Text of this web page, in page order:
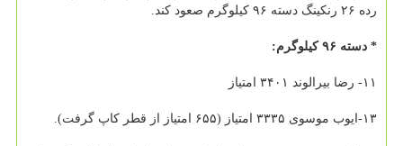
رده ۲۶ رنكینگ دسته ۹۶ كیلوگرم صعود كند.
* دسته ۹۶ كیلوگرم:
۱۱- رضا بیرالوند ۳۴۰۱ امتیاز
۱۳-ایوب موسوی ۳۳۳۵ امتیاز (۶۵۵ امتیاز از قطر كاپ گرفت).